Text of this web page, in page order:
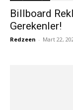
Billboard
Gerekenler!
Redzeen - Mart 22,